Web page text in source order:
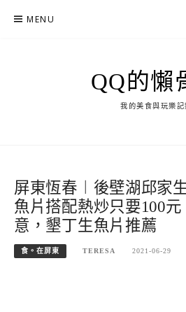
MENU
QQ的懶
我的美食與玩樂記
屏東恆春︱後壁湖邱家
魚片搭配熱炒只要100
意，墾丁生魚片推薦
食。在屏東 TERESA 2021-06-29